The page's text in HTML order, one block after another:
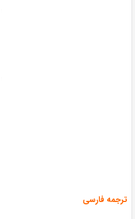
ترجمه فارسی